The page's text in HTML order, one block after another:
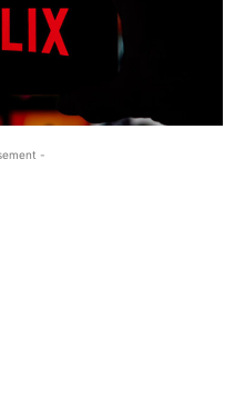
- Advertisement -